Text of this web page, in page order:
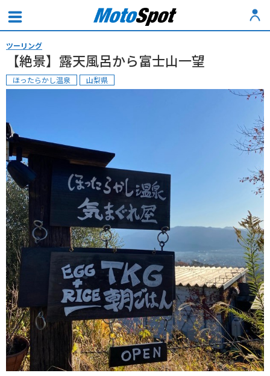
ツーリング
【絶景】露天風呂から富士山一望
ほったらかし温泉 山梨県